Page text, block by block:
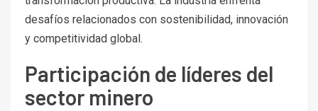
desafíos relacionados con sostenibilidad, innovación
y competitividad global.
Participación de líderes del
sector minero